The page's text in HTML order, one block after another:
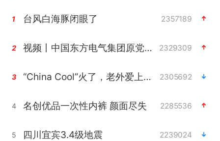
1 台风白海豚闭眼了 2357189
2 视频丨中国东方电气集团原党组副书记、董事宋致远被查 2329309
3 “China Cool”火了，老外爱上中国避暑游 2305692
4 名创优品一次性内裤 颜面尽失 2285536
5 四川宜宾3.4级地震 2239024